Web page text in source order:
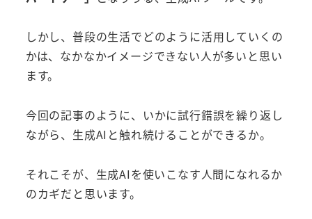
しかし、普段の生活でどのように活用していくの
かは、なかなかイメージできない人が多いと思い
ます。
今回の記事のように、いかに試行錯誤を繰り返し
ながら、生成AIと触れ続けることができるか。
それこそが、生成AIを使いこなす人間になれるか
のカギだと思います。